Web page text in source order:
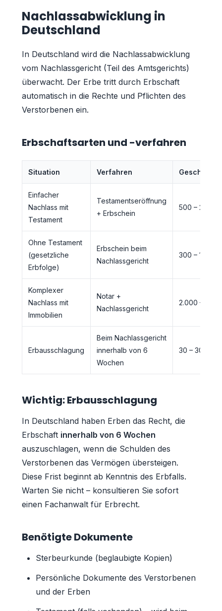
Nachlassabwicklung in
Deutschland
In Deutschland wird die Nachlassabwicklung
vom Nachlassgericht (Teil des Amtsgerichts)
überwacht. Der Erbe tritt durch Erbschaft
automatisch in die Rechte und Pflichten des
Verstorbenen ein.
Erbschaftsarten und -verfahren
Situation Verfahren Geschätzte
Einfacher
Nachlass mit
Testament
Testamentseröffnung
+ Erbschein
500 – 2.000
Ohne Testament
(gesetzliche
Erbfolge)
Erbschein beim
Nachlassgericht
300 – 1.500
Komplexer
Nachlass mit
Immobilien
Notar +
Nachlassgericht
2.000 –
Erbausschlagung
Beim Nachlassgericht
innerhalb von 6
Wochen
30 – 300 €
Wichtig: Erbausschlagung
In Deutschland haben Erben das Recht, die
Erbschaft innerhalb von 6 Wochen
auszuschlagen, wenn die Schulden des
Verstorbenen das Vermögen übersteigen.
Diese Frist beginnt ab Kenntnis des Erbfalls.
Warten Sie nicht – konsultieren Sie sofort
einen Fachanwalt für Erbrecht.
Benötigte Dokumente
Sterbeurkunde (beglaubigte Kopien)
Persönliche Dokumente des Verstorbenen
und der Erben